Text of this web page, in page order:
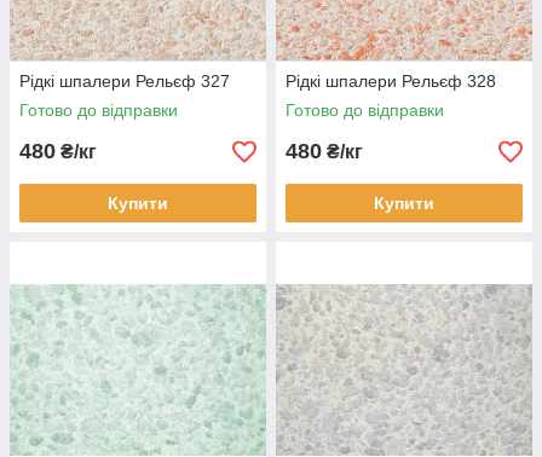
Рідкі шпалери Рельєф 327
Готово до відправки
480 ₴/кг
Купити
Рідкі шпалери Рельєф 328
Готово до відправки
480 ₴/кг
Купити